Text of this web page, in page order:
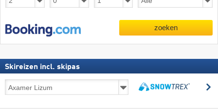
zoeken
Skireizen incl. skipas
incl.